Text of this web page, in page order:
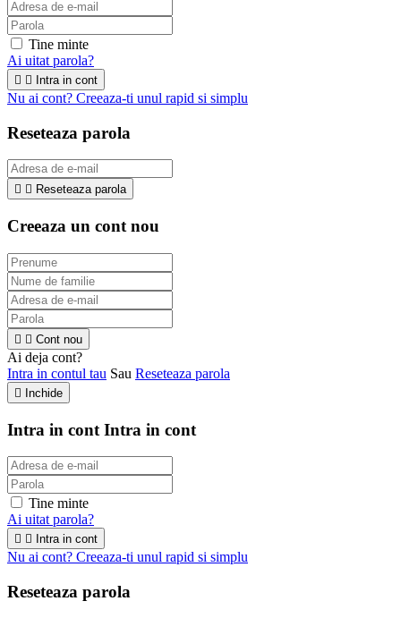
Tine minte
Ai uitat parola?
  Intra in cont
Nu ai cont? Creeaza-ti unul rapid si simplu
Reseteaza parola
  Reseteaza parola
Creeaza un cont nou
  Cont nou
Ai deja cont?
Intra in contul tau Sau Reseteaza parola
 Inchide
Intra in cont Intra in cont
Tine minte
Ai uitat parola?
  Intra in cont
Nu ai cont? Creeaza-ti unul rapid si simplu
Reseteaza parola